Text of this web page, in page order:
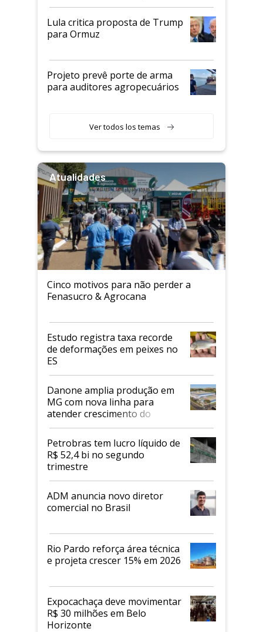
Lula critica proposta de Trump
para Ormuz
Projeto prevê porte de arma
para auditores agropecuários
Ver todos los temas
Atualidades
Cinco motivos para não perder a
Fenasucro & Agrocana
Estudo registra taxa recorde
de deformações em peixes no
ES
Danone amplia produção em
MG com nova linha para
atender crescimento do
mercado de alimentos
proteicos
Petrobras tem lucro líquido de
R$ 52,4 bi no segundo
trimestre
ADM anuncia novo diretor
comercial no Brasil
Rio Pardo reforça área técnica
e projeta crescer 15% em 2026
Expocachaça deve movimentar
R$ 30 milhões em Belo
Horizonte